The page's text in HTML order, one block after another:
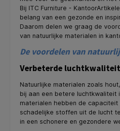
Bij ITC Furniture -
belang van een gezonde en
Daarom delen we graag de
van natuurlijke materialen in
De voordelen van
Verbeterde luchtkwaliteit
Natuurlijke materialen zoals
bij aan een betere luchtkwaliteit
materialen hebben de
schadelijke stoffen uit de lucht
in een schonere en gezondere